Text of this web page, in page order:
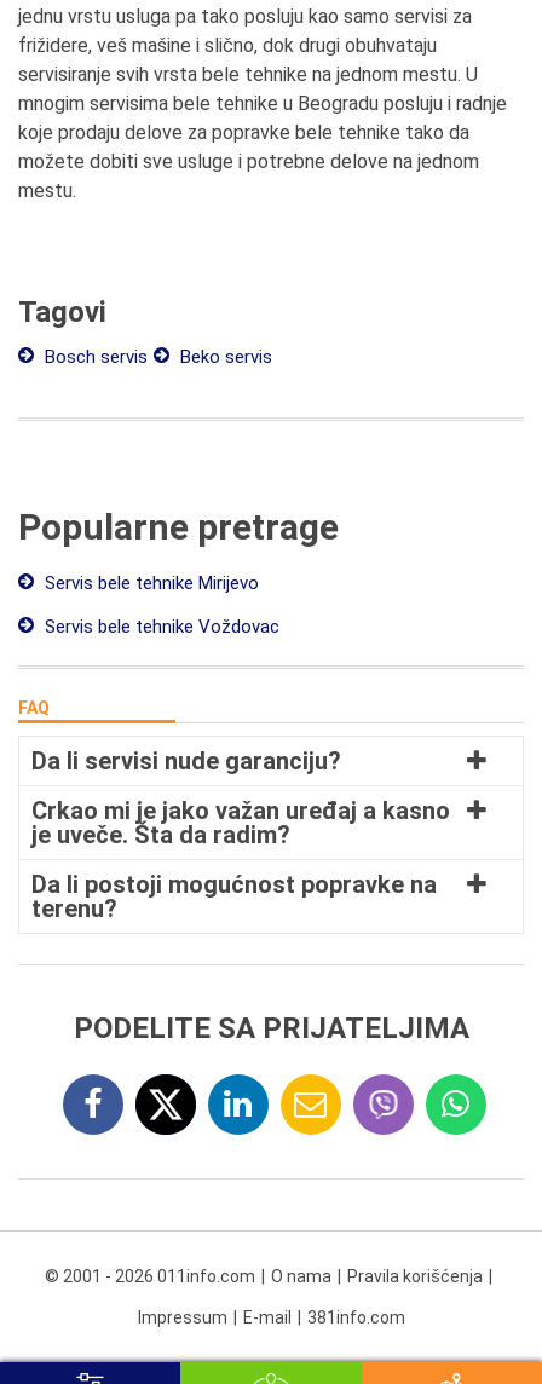
jednu vrstu usluga pa tako posluju kao samo servisi za
frižidere, veš mašine i slično, dok drugi obuhvataju
servisiranje svih vrsta bele tehnike na jednom mestu. U
mnogim servisima bele tehnike u Beogradu posluju i radnje
koje prodaju delove za popravke bele tehnike tako da
možete dobiti sve usluge i potrebne delove na jednom
mestu.
Tagovi
Bosch servis Beko servis
Popularne pretrage
Servis bele tehnike Mirijevo
Servis bele tehnike Voždovac
FAQ
Da li servisi nude garanciju?
Crkao mi je jako važan uređaj a kasno
je uveče. Šta da radim?
Da li postoji mogućnost popravke na
terenu?
PODELITE SA PRIJATELJIMA
© 2001 - 2026 011info.com O nama Pravila korišćenja
Impressum E-mail 381info.com